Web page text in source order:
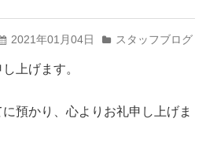
2021年01月04日 スタッフブログ
上げます。
預かり、心よりお礼申し上げま
n